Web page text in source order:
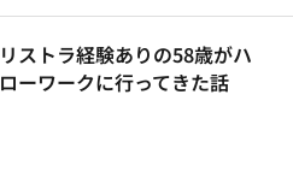
リストラ経験ありの58歳がハ
ローワークに行ってきた話